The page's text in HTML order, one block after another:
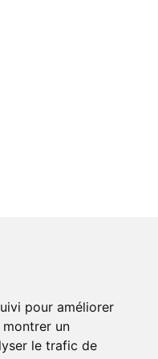
pour améliorer
un
le trafic de